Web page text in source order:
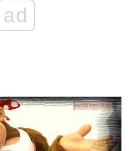
ad